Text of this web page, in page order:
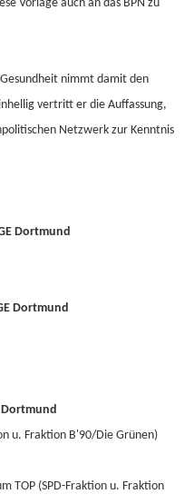
Vorlage auch an das BPN zu
Gesundheit nimmt damit den
vertritt er die Auffassung,
Netzwerk zur Kenntnis
Dortmund
Dortmund
Dortmund
u. Fraktion B'90/Die Grünen)
TOP (SPD-Fraktion u. Fraktion